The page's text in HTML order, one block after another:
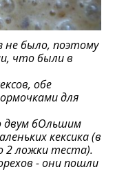
было, поэтому
что были в
обе
для
двум бОльшим
кексика (в
2 ложки теста).
- они пошли